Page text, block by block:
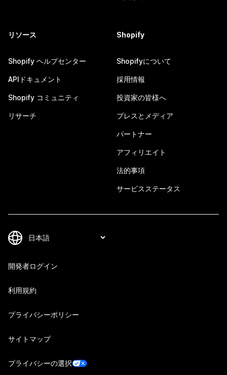
リソース
Shopify ヘルプセンター
APIドキュメント
Shopify コミュニティ
リサーチ
Shopify
Shopifyについて
採用情報
投資家の皆様へ
プレスとメディア
パートナー
アフィリエイト
法的事項
サービスステータス
開発者ログイン
利用規約
プライバシーポリシー
サイトマップ
プライバシーの選択